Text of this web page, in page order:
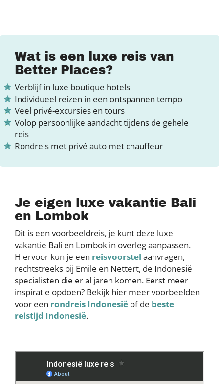
Wat is een luxe reis van
Better Places?
Verblijf in luxe boutique hotels
Individueel reizen in een ontspannen tempo
Veel privé-excursies en tours
Volop persoonlijke aandacht tijdens de gehele
reis
Rondreis met privé auto met chauffeur
Je eigen luxe vakantie Bali
en Lombok
Dit is een voorbeeldreis, je kunt deze luxe
vakantie Bali en Lombok in overleg aanpassen.
Hiervoor kun je een reisvoorstel aanvragen,
rechtstreeks bij Emile en Nettert, de Indonesië
specialisten die er al jaren komen. Eerst meer
inspiratie opdoen? Bekijk hier meer voorbeelden
voor een rondreis Indonesië of de beste
reistijd Indonesië.